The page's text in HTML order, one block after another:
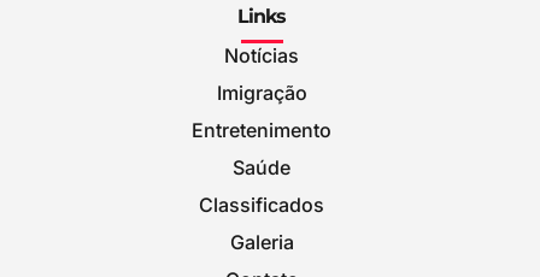
Links
Notícias
Imigração
Entretenimento
Saúde
Classificados
Galeria